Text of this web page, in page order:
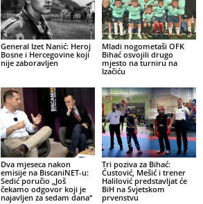
General Izet Nanić: Heroj
Bosne i Hercegovine koji
nije zaboravljen
Mladi nogometaši OFK
Bihać osvojili drugo
mjesto na turniru na
Izačiću
Dva mjeseca nakon
emisije na BiscaniNET-u:
Sedić poručio „Još
čekamo odgovor koji je
najavljen za sedam dana“
Tri poziva za Bihać:
Ćustović, Mešić i trener
Halilović predstavljat će
BiH na Svjetskom
prvenstvu